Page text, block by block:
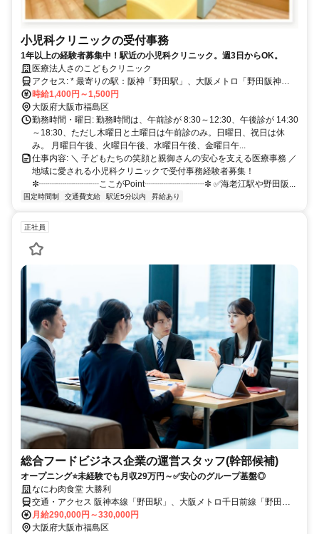
小児科クリニックの受付事務
1年以上の経験者募集中！駅近の小児科クリニック。週3日からOK。
医療法人さのこどもクリニック
アクセス: * 最寄りの駅：阪神「野田駅」、大阪メトロ「野田阪神
駅」、JR東西線「海老江駅」 * 各駅からアクセスは良好。駅近で徒歩
約２～５分の距離に位置しています。 * 大阪市バス：野田阪神駅から
は徒歩約３分です。 * 通勤方法については、ご希望に応じてご相談く
ださい。
時給1,400円～1,500円
大阪府大阪市福島区
勤務時間・曜日: 勤務時間は、午前診が 8:30～12:30、午後診が 14:30
～18:30、ただし木曜日と土曜日は午前診のみ。日曜日、祝日は休
み。 月曜日午後、火曜日午後、水曜日午後、金曜日午...
仕事内容: ＼ 子どもたちの笑顔と親御さんの安心を支える医療事務 ／
地域に愛される小児科クリニックで受付事務経験者募集！
✼┈┈┈┈┈┈┈ここがPoint┈┈┈┈┈┈┈✼ ✅海老江駅や野田阪...
固定時間制 交通費支給 駅近5分以内 昇給あり
正社員
総合フードビジネス企業の運営スタッフ(幹部候補)
オープニング⭐未経験でも月収29万円～✅安心のグループ基盤◎
なにわ肉食堂 大勝利
交通・アクセス 阪神本線「野田駅」、大阪メトロ千日前線「野田阪
神駅」から徒歩約5分
月給290,000円～330,000円
大阪府大阪市福島区